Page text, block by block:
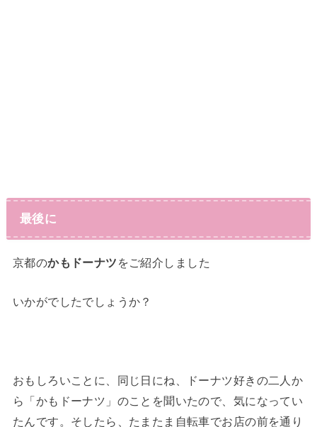
最後に
京都のかもドーナツ をご紹介しました
いかがでしたでしょうか？
おもしろいことに、同じ日にね、ドーナツ好きの二人か
ら「かもドーナツ」のことを聞いたので、気になってい
たんです。そしたら、たまたま自転車でお店の前を通り